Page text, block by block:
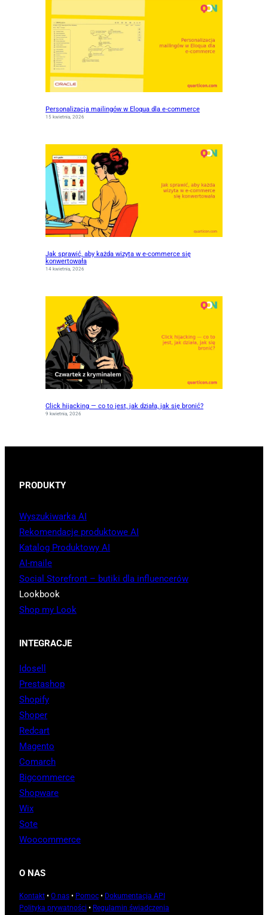
Personalizacja mailingów w Eloqua dla e-commerce
15 kwietnia, 2026
Jak sprawić, aby każda wizyta w e-commerce się
konwertowała
14 kwietnia, 2026
Click hijacking — co to jest, jak działa, jak się bronić?
9 kwietnia, 2026
PRODUKTY
Wyszukiwarka AI
Rekomendacje produktowe AI
Katalog Produktowy AI
AI-maile
Social Storefront – butiki dla influencerów
Lookbook
Shop my Look
INTEGRACJE
Idosell
Prestashop
Shopify
Shoper
Redcart
Magento
Comarch
Bigcommerce
Shopware
Wix
Sote
Woocommerce
O NAS
Kontakt • O nas • Pomoc • Dokumentacja API
Polityka prywatności • Regulamin świadczenia